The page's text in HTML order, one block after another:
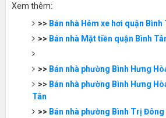
Xem thêm:
>> Bán nhà Hẻm xe hơi quận Bình
>> Bán nhà Mặt tiền quận Bình
>> Bán nhà phường Bình Hưng
>> Bán nhà phường Bình Hưng
Tân
>> Bán nhà phường Bình Trị Đông